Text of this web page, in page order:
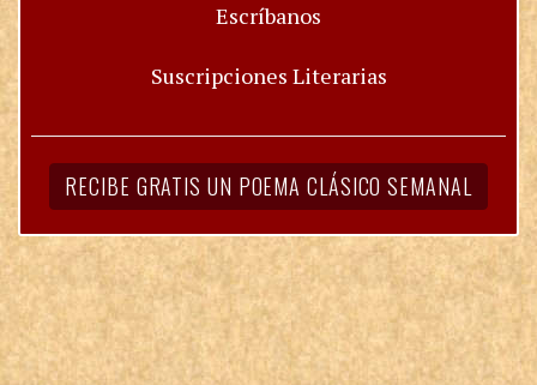
Escríbanos
Suscripciones Literarias
RECIBE GRATIS UN POEMA CLÁSICO SEMANAL